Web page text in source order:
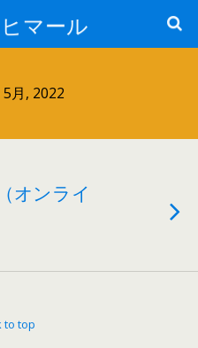
マール
月, 2022
オンライ
to top